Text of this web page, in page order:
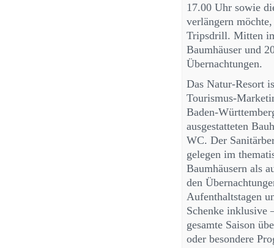
17.00 Uhr sowie
verlängern
Tripsdrill. Mitten
Baumhäuser und
Übernachtungen.
Das Natur-Resort
Tourismus-
Baden-
ausgestatteten
WC. Der
gelegen im
Baumhäusern als
den
Aufenthaltstagen
Schenke inklusive
gesamte Saison
oder besondere